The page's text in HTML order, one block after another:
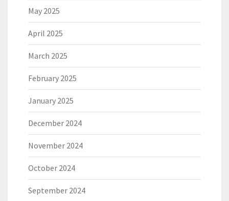
May 2025
April 2025
March 2025
February 2025
January 2025
December 2024
November 2024
October 2024
September 2024